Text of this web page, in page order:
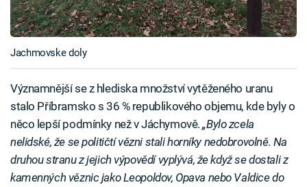
Jachmovske doly
Významnější se z hlediska množství vytěženého uranu
stalo Příbramsko s 36 % republikového objemu, kde byly o
něco lepší podmínky než v Jáchymově.„Bylo zcela
nelidské, že se političtí vězni stali horníky nedobrovolně. Na
druhou stranu z jejich výpovědí vyplývá, že když se dostali z
kamenných věznic jako Leopoldov, Opava nebo Valdice do